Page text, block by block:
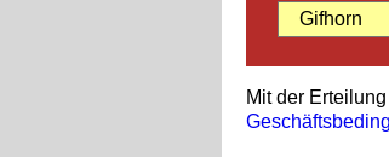
Mit der